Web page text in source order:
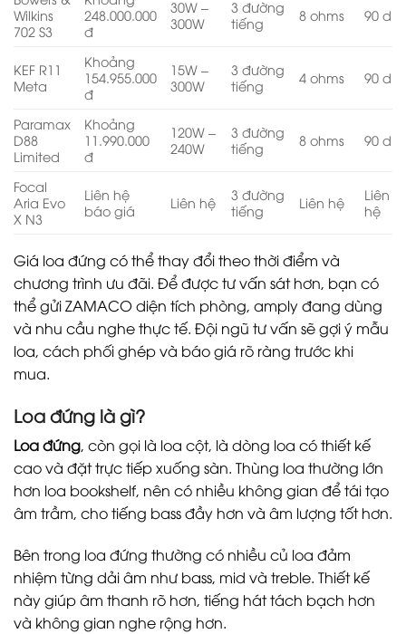
Wilkins
702 S3
248.000.000
đ
30W –
300W
3 đường
tiếng
8 ohms 90 dB
KEF R11
Meta
Khoảng
154.955.000
đ
15W –
300W
3 đường
tiếng
4 ohms 90 dB
Paramax
D88
Limited
Khoảng
11.990.000
đ
120W –
240W
3 đường
tiếng
8 ohms 90 dB
Focal
Aria Evo
X N3
Liên hệ
báo giá
Liên hệ
3 đường
tiếng
Liên hệ
Liên
hệ
Giá loa đứng có thể thay đổi theo thời điểm và
chương trình ưu đãi. Để được tư vấn sát hơn, bạn có
thể gửi ZAMACO diện tích phòng, amply đang dùng
và nhu cầu nghe thực tế. Đội ngũ tư vấn sẽ gợi ý mẫu
loa, cách phối ghép và báo giá rõ ràng trước khi
mua.
Loa đứng là gì?
Loa đứng, còn gọi là loa cột, là dòng loa có thiết kế
cao và đặt trực tiếp xuống sàn. Thùng loa thường lớn
hơn loa bookshelf, nên có nhiều không gian để tái tạo
âm trầm, cho tiếng bass đầy hơn và âm lượng tốt hơn.
Bên trong loa đứng thường có nhiều củ loa đảm
nhiệm từng dải âm như bass, mid và treble. Thiết kế
này giúp âm thanh rõ hơn, tiếng hát tách bạch hơn
và không gian nghe rộng hơn.